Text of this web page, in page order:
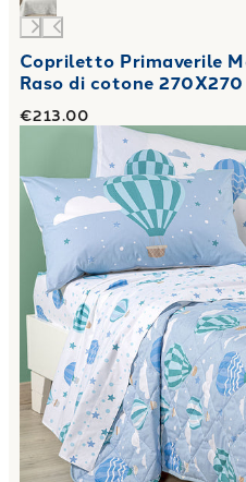
Copriletto Primaverile
Raso di cotone
€213.00
Copriletto